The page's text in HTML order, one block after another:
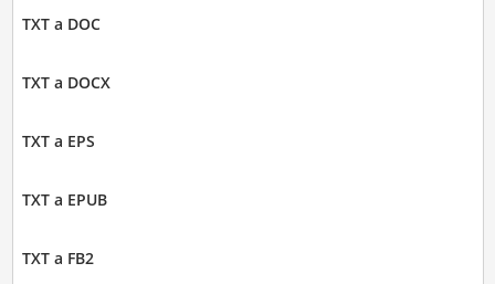
TXT a DOC
TXT a DOCX
TXT a EPS
TXT a EPUB
TXT a FB2